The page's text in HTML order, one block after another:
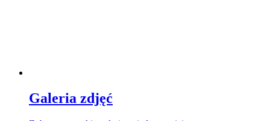
Galeria zdjęć